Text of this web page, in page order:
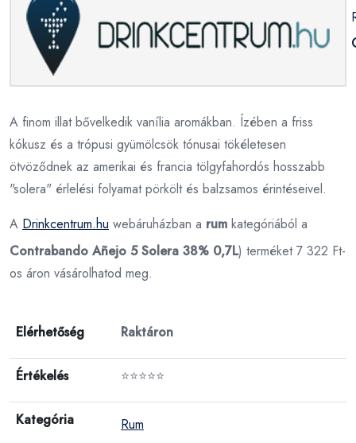
A finom illat bővelkedik vanília aromákban. Ízében a friss
kókusz és a trópusi gyümölcsök tónusai tökéletesen
ötvöződnek az amerikai és francia tölgyfahordós hosszabb
"solera" érlelési folyamat pörkölt és balzsamos érintéseivel.
A Drinkcentrum.hu webáruházban a rum kategóriából a
Contrabando Añejo 5 Solera 38% 0,7L) terméket 7 322 Ft-
os áron vásárolhatod meg.
Elérhetőség Raktáron
Értékelés ⭐⭐⭐⭐⭐
Kategória Rum